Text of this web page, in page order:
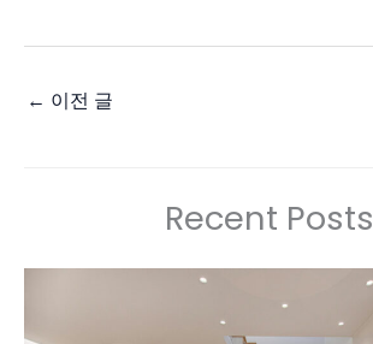
← 이전 글
Recent Posts